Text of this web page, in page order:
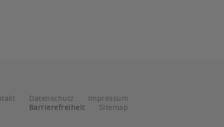
Datenschutz
Impressum
Barrierefreiheit
Sitemap